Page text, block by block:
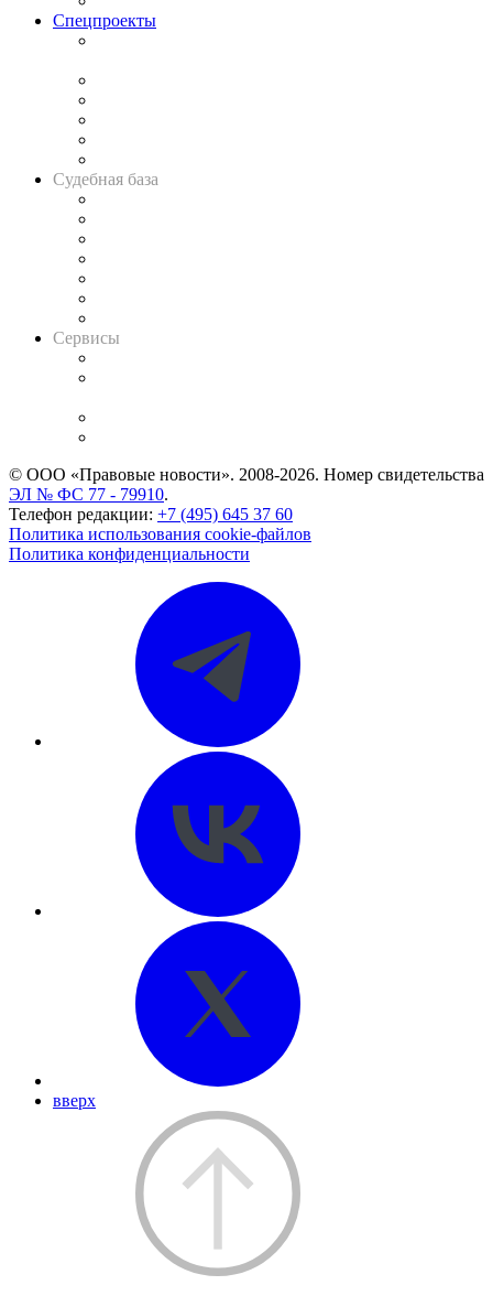
Спецпроекты
Судебная база
Сервисы
© ООО «Правовые новости». 2008-2026. Номер свидетельства
ЭЛ № ФС 77 - 79910.
Телефон редакции: +7 (495) 645 37 60
Политика использования cookie-файлов
Политика конфиденциальности
вверх